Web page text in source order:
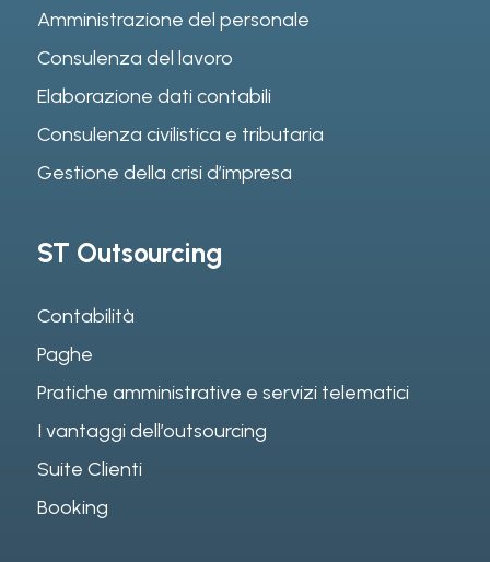
Amministrazione del personale
Consulenza del lavoro
Elaborazione dati contabili
Consulenza civilistica e tributaria
Gestione della crisi d’impresa
ST Outsourcing
Contabilità
Paghe
Pratiche amministrative e servizi telematici
I vantaggi dell’outsourcing
Suite Clienti
Booking